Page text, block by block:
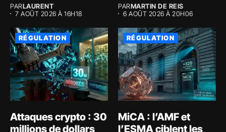
PARLAURENT
7 AOÛT 2026 À 16H18
PARMARTIN DE REIS
6 AOÛT 2026 À 20H06
RÉGULATION
Attaques crypto : 30
millions de dollars
RÉGULATION
MiCA : l’AMF et
l’ESMA ciblent les